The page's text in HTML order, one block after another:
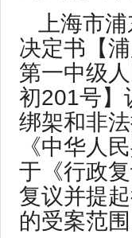
上海市
决定书【
第一中级
初201号】
绑架和非
《中华人
于《行政
复议并提
的受案范围